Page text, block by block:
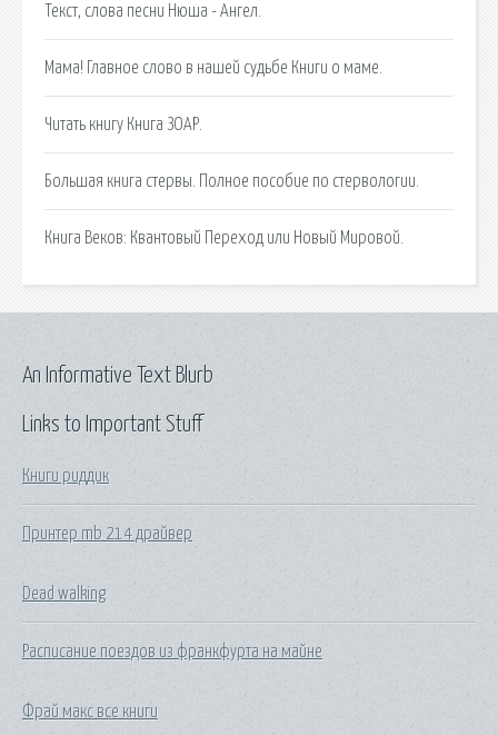
Текст, слова песни Нюша - Ангел.
Мама! Главное слово в нашей судьбе Книги о маме.
Читать книгу Книга ЗОАР.
Большая книга стервы. Полное пособие по стервологии.
Книга Веков: Квантовый Переход или Новый Мировой.
Links to Important Stuff
Книги риддик
Принтер mb 214 драйвер
Dead walking
Расписание поездов из франкфурта на майне
Фрай макс все книги
An Informative Text Blurb